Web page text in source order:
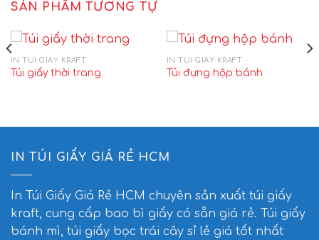
SẢN PHẨM TƯƠNG TỰ
IN TÚI GIẤY KRAFT
Túi giấy thời trang
IN TÚI GIẤY KRAFT
Túi đựng hộp bánh
IN TÚI GIẤY GIÁ RẺ HCM
In Túi Giấy Giá Rẻ HCM chuyên sản xuất túi giấy
kraft, cung cấp bao bì giấy có sẵn giá rẻ. Túi giấy
bánh mì, túi giấy bọc trái cây sỉ lẻ giá tốt nhất